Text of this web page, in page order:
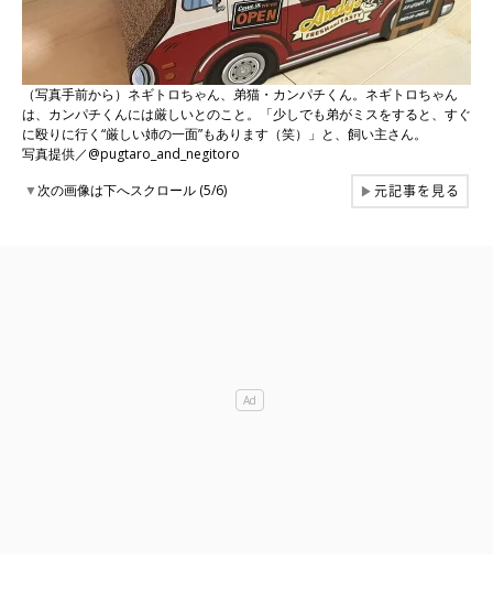
（写真手前から）ネギトロちゃん、弟猫・カンパチくん。ネギトロちゃん
は、カンパチくんには厳しいとのこと。「少しでも弟がミスをすると、すぐ
に殴りに行く“厳しい姉の一面”もあります（笑）」と、飼い主さん。
写真提供／@pugtaro_and_negitoro
▼次の画像は下へスクロール (5/6) ▶元記事を見る